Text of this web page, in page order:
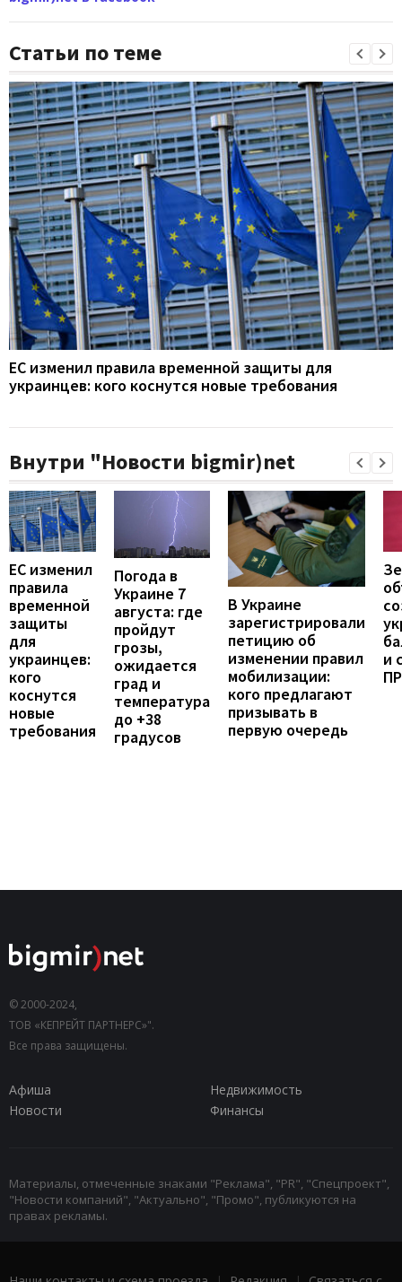
Статьи по теме
ЕС изменил правила временной защиты для
украинцев: кого коснутся новые требования
Внутри "Новости bigmir)net
ЕС изменил
правила
временной
защиты
для
украинцев:
кого
коснутся
новые
требования
Погода в
Украине 7
августа: где
пройдут
грозы,
ожидается
град и
температура
до +38
градусов
В Украине
зарегистрировали
петицию об
изменении правил
мобилизации:
кого предлагают
призывать в
первую очередь
и
© 2000-2024,
ТОВ «КЕПРЕЙТ ПАРТНЕРС»".
Все права защищены.
Афиша
Недвижимость
Новости
Финансы
Материалы, отмеченные знаками "Реклама", "PR", "Спецпроект",
"Новости компаний", "Актуально", "Промо", публикуются на
правах рекламы.